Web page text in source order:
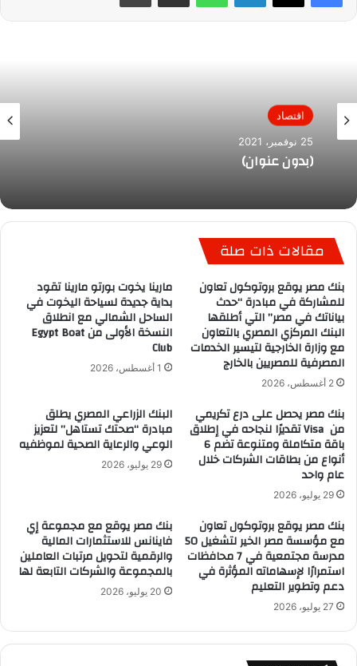
اقتصاد
25 نوفمبر، 2021
(بدون عنوان)
مقالات ذات صلة
بنك مصر يوقع بروتوكول تعاون
للمشاركة في مبادرة “حدث
بياناتك في مصر” التي أطلقها
البنك المركزي المصري بالتعاون
مع وزارة الخارجية لتيسير الخدمات
المصرفية للمصريين بالخارج
2 أغسطس، 2026
مارينا يخوت بورتو مارينا تقود
بداية جديدة لسياحة اليخوت في
الساحل الشمالي مع انطلاق
النسخة الأولى من Egypt Boat
Club
1 أغسطس، 2026
بنك مصر يحصل على درع تكريمي
من Visa تقديرًا لنجاحه في إطلاق
باقة متكاملة ومتنوعة تضم 6
أنواع من بطاقات الشركات خلال
عام واحد
29 يوليو، 2026
البنك الزراعي المصري يطلق
مبادرة “صحتك تستاهل” لتعزيز
الوعي والرعاية الصحية لموظفيه
29 يوليو، 2026
بنك مصر يوقع بروتوكول تعاون
مع مؤسسة مصر الخير لتشغيل 50
مدرسة مجتمعية في 7 محافظات
استمرارًا لإسهاماته المؤثرة في
دعم وتطوير التعليم
27 يوليو، 2026
بنك مصر يوقع مع مجموعة إي
فاينانس للاستثمارات المالية
والرقمية لتحويل مرتبات العاملين
بالمجموعة والشركات التابعة لها
20 يوليو، 2026